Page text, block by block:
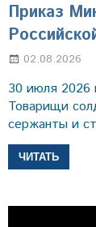
Приказ
02.08.2026
30 июля 2026
Товарищи
сержанты и
ЧИТАТЬ